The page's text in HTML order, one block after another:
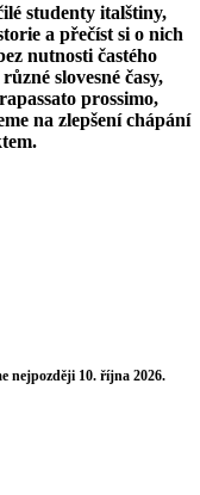
studenty italštiny,
a přečíst si o nich
nutnosti častého
slovesné časy,
prossimo,
na zlepšení chápání
nejpozději 10. října 2026.